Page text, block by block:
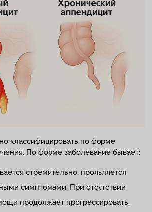
классифицировать по форме
По форме заболевание бывает:
стремительно, проявляется
симптомами. При отсутствии
продолжает прогрессировать.